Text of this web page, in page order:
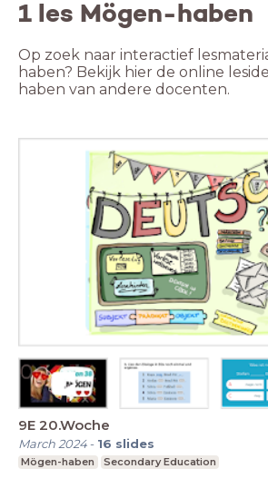
1 les Mögen-haben
Op zoek naar interactief
haben? Bekijk hier de online
haben van andere docenten.
9E 20.Woche
March 2024- 16 slides
Mögen-haben Secondary Education